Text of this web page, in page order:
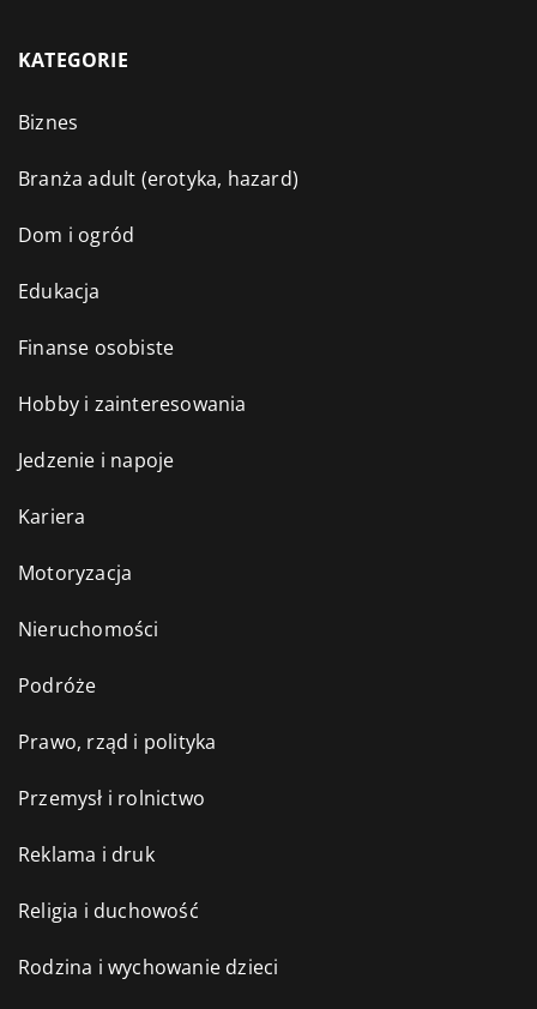
KATEGORIE
Biznes
Branża adult (erotyka, hazard)
Dom i ogród
Edukacja
Finanse osobiste
Hobby i zainteresowania
Jedzenie i napoje
Kariera
Motoryzacja
Nieruchomości
Podróże
Prawo, rząd i polityka
Przemysł i rolnictwo
Reklama i druk
Religia i duchowość
Rodzina i wychowanie dzieci